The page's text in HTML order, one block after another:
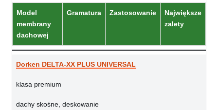
Model
membrany
dachowej
Gramatura Zastosowanie
Największe
zalety
Dorken DELTA-XX PLUS UNIVERSAL
klasa premium
dachy skośne, deskowanie